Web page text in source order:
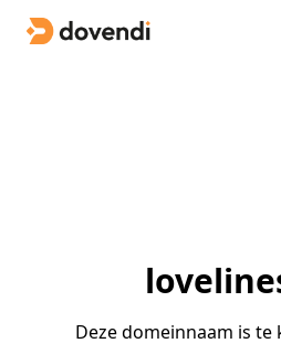
Deze domeinnaam is te